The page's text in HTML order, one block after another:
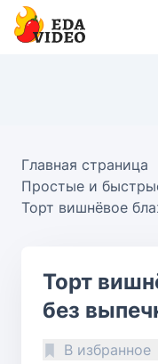
Главная страница
Простые и
Торт вишнёвое
Торт
без
В избранное